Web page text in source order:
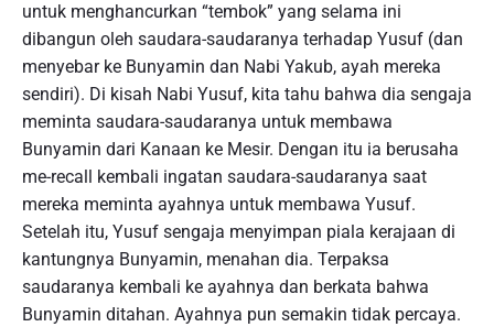
untuk menghancurkan “tembok” yang selama ini
dibangun oleh saudara-saudaranya terhadap Yusuf (dan
menyebar ke Bunyamin dan Nabi Yakub, ayah mereka
sendiri). Di kisah Nabi Yusuf, kita tahu bahwa dia sengaja
meminta saudara-saudaranya untuk membawa
Bunyamin dari Kanaan ke Mesir. Dengan itu ia berusaha
me-recall kembali ingatan saudara-saudaranya saat
mereka meminta ayahnya untuk membawa Yusuf.
Setelah itu, Yusuf sengaja menyimpan piala kerajaan di
kantungnya Bunyamin, menahan dia. Terpaksa
saudaranya kembali ke ayahnya dan berkata bahwa
Bunyamin ditahan. Ayahnya pun semakin tidak percaya.